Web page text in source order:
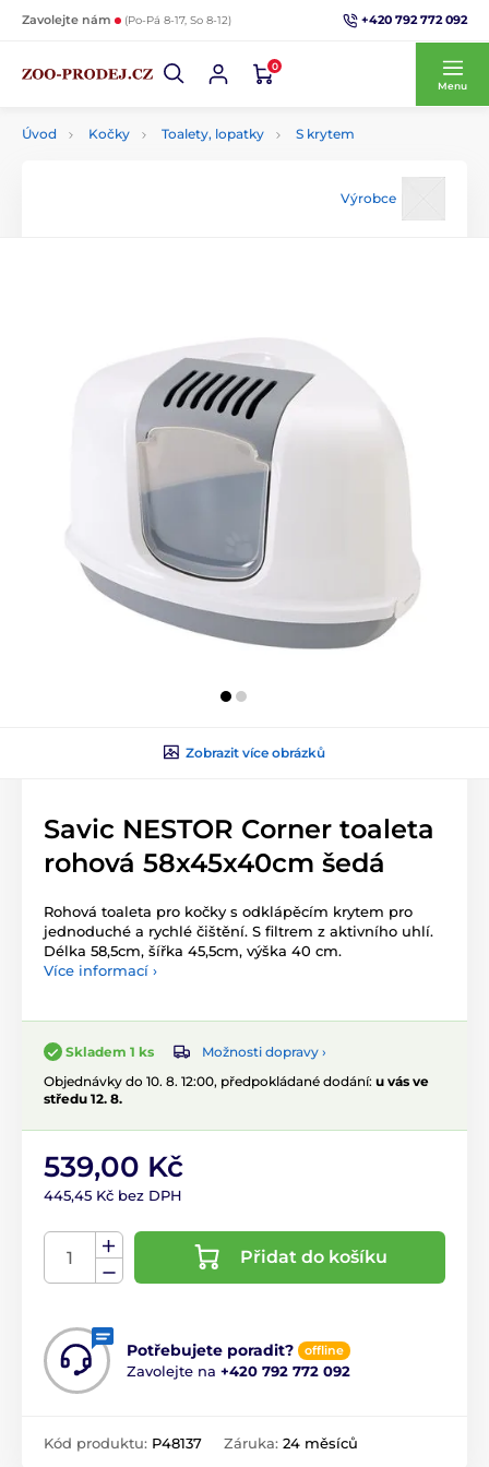
Zavolejte nám (Po-Pá 8-17, So 8-12) +420 792 772 092
0
Menu
Úvod Kočky Toalety, lopatky S krytem
Výrobce
Zobrazit více obrázků
Savic NESTOR Corner toaleta
rohová 58x45x40cm šedá
Rohová toaleta pro kočky s odklápěcím krytem pro
jednoduché a rychlé čištění. S filtrem z aktivního uhlí.
Délka 58,5cm, šířka 45,5cm, výška 40 cm.
Více informací ›
Skladem 1 ks
Možnosti dopravy ›
Objednávky do 10. 8. 12:00, předpokládané dodání: u vás ve
středu 12. 8.
539,00 Kč
445,45 Kč bez DPH
Přidat do košíku
Potřebujete poradit? offline
Zavolejte na +420 792 772 092
Kód produktu: P48137 Záruka: 24 měsíců